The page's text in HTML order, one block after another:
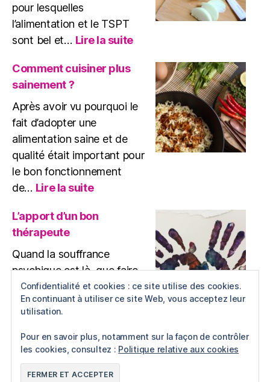
pour lesquelles
l’alimentation et le TSPT
sont bel et… Lire la suite:
d’alimentation
pour
soigner
le
TSPT
Comment cuisiner plus
sainement ?
Après avoir vu pourquoi le
fait d’adopter une
alimentation saine et de
qualité était important pour
le bon fonctionnement
de… Lire la suite:
cuisiner
?
L’apport d’un bon
thérapeute
Quand la souffrance
psychique est là, que faire
? Chercher conseil auprès
de son médecin généraliste
est une première bonne…
Lire la suite:
L’apport
bon
Exercice physique
Confidentialité et cookies : ce site utilise des cookies.
En continuant à utiliser ce site Web, vous acceptez leur
utilisation.
Pour en savoir plus, notamment sur la façon de contrôler
les cookies, consultez : Politique relative aux cookies